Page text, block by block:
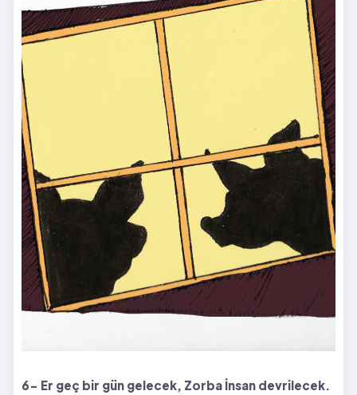
6- Er geç bir gün gelecek, Zorba İnsan devrilecek.